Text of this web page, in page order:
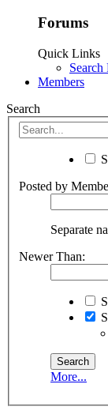
Forums
Quick Links
Search
Members
Search
Posted by
Separate
Newer Than:
More...